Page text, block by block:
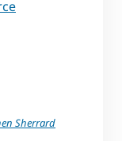
Sherrard